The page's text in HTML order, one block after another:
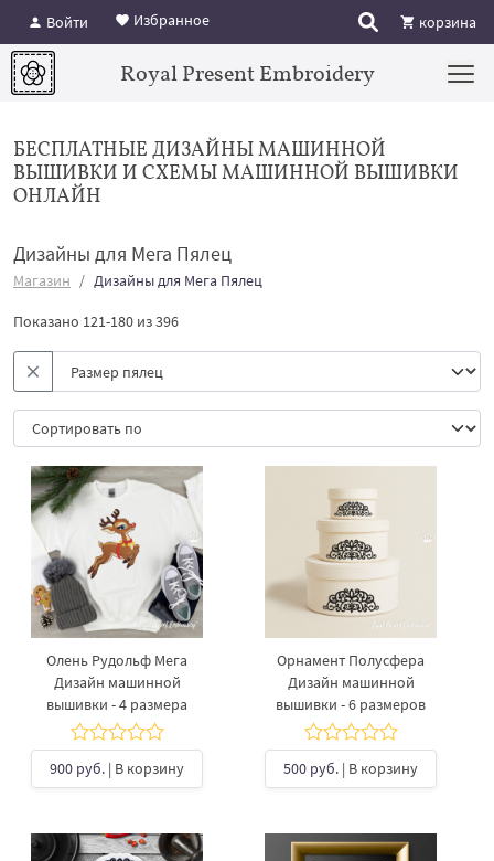
Войти Избранное корзина
Royal Present Embroidery
БЕСПЛАТНЫЕ ДИЗАЙНЫ МАШИННОЙ
ВЫШИВКИ И СХЕМЫ МАШИННОЙ ВЫШИВКИ
ОНЛАЙН
Дизайны для Мега Пялец
Магазин Дизайны для Мега Пялец
Показано 121-180 из 396
Олень Рудольф Мега
Дизайн машинной
вышивки - 4 размера
900 руб. | В корзину
Орнамент Полусфера
Дизайн машинной
вышивки - 6 размеров
500 руб. | В корзину